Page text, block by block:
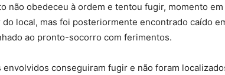
não obedeceu à ordem e tentou fugir, momento
local, mas foi posteriormente encontrado caído
ao pronto-socorro com ferimentos.
conseguiram fugir e não foram